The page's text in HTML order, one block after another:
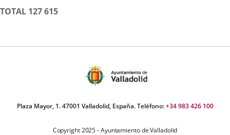
TOTAL 127 615
Plaza Mayor, 1. 47001 Valladolid, España. Teléfono:+34 983 426 100
Copyright 2025 - Ayuntamiento de Valladolid